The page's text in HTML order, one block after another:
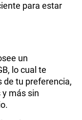
para estar
un
lo cual te
de tu preferencia,
más sin